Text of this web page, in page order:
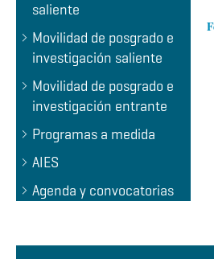
saliente
Movilidad de posgrado e
investigación saliente
Movilidad de posgrado e
investigación entrante
Programas a medida
AIES
Agenda y convocatorias